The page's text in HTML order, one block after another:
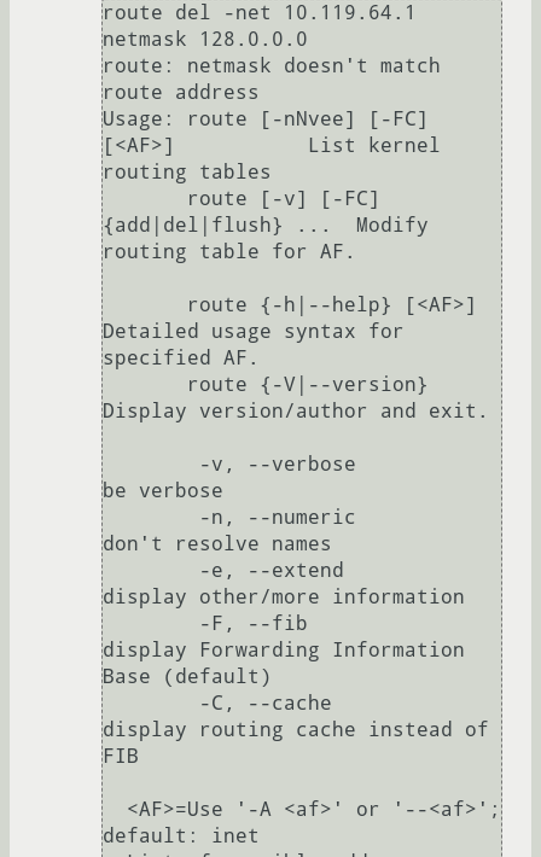
route del -net 10.119.64.1
netmask 128.0.0.0
route: netmask doesn't match
route address
Usage: route [-nNvee] [-FC]
[<AF>]           List kernel
routing tables
{add|del|flush} ...  Modify
routing table for AF.
Detailed usage syntax for
specified AF.
Display version/author and exit.
be verbose
don't resolve names
display other/more information
display Forwarding Information
Base (default)
display routing cache instead of
FIB
default: inet